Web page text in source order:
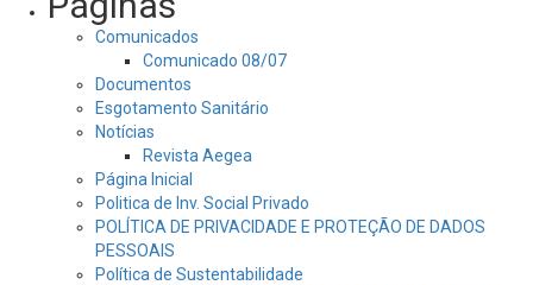
Comunicados
Comunicado 08/07
Documentos
Esgotamento Sanitário
Notícias
Revista Aegea
Página Inicial
Politica de Inv. Social Privado
POLÍTICA DE PRIVACIDADE E PROTEÇÃO DE DADOS
PESSOAIS
Política de Sustentabilidade